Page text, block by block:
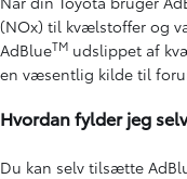
(NOx) til kvælstoffer og
AdBlueTM udslippet af
en væsentlig kilde til
Hvordan fylder jeg
Du kan selv tilsætte